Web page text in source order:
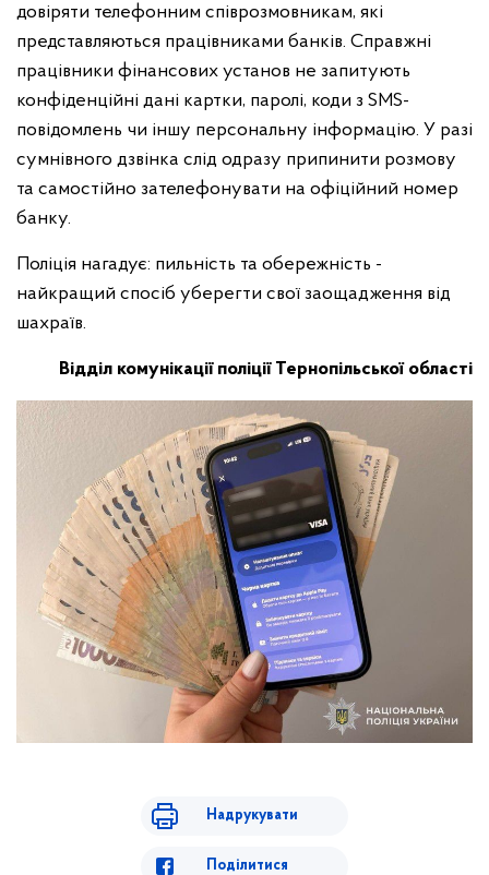
довіряти телефонним співрозмовникам, які
представляються працівниками банків. Справжні
працівники фінансових установ не запитують
конфіденційні дані картки, паролі, коди з SMS-
повідомлень чи іншу персональну інформацію. У разі
сумнівного дзвінка слід одразу припинити розмову
та самостійно зателефонувати на офіційний номер
банку.
Поліція нагадує: пильність та обережність -
найкращий спосіб уберегти свої заощадження від
шахраїв.
Відділ комунікації поліції Тернопільської області
Надрукувати
Поділитися